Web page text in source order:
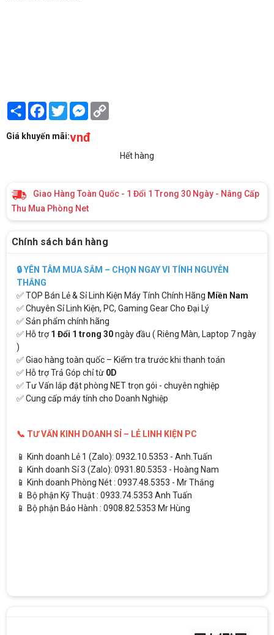
Share Facebook
TwitterMessenger
Giá khuyến mãi:vnđ
Hết hàng
Giao Hàng Toàn Quốc - 1 Đổi 1 Trong 30 Ngày - Nâng Cấp
Thu Mua Phòng Net
Chính sách bán hàng
🔒 YÊN TÂM MUA SẮM – CHỌN NGAY VI TÍNH NGUYỄN
THẮNG
✅ TOP Bán Lẻ & Sỉ Linh Kiện Máy Tính Chính Hãng Miền Nam
✅ Chuyên Sỉ Linh Kiện, PC, Gaming Gear Cho Đại Lý
✅ Sản phẩm chính hãng
✅ Hỗ trợ1 Đổi 1 trong 30ngày đầu ( Riêng Màn, Laptop 7 ngày
)
✅ Giao hàng toàn quốc – Kiểm tra trước khi thanh toán
✅ Hỗ trợ Trả Góp chỉ từ 0D
✅ Tư Vấn lắp đặt phòng NET trọn gói - chuyên nghiệp
✅ Cung cấp máy tính cho Doanh Nghiệp
📞 TƯ VẤN KINH DOANH SỈ – LẺ LINH KIỆN PC
📱 Kinh doanh Lẻ 1 (Zalo): 0932.10.5353 - Anh.Tuấn
📱 Kinh doanh Sỉ 3 (Zalo): 0931.80.5353 - Hoàng Nam
📱 Kinh doanh Phòng Nét : 0937.48.5353 - Mr Thắng
📱 Bộ phận Kỹ Thuật : 0933.74.5353 Anh Tuấn
📱 Bộ phận Bảo Hành : 0908.82.5353 Mr Hùng